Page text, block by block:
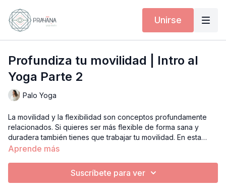
Unirse
Profundiza tu movilidad | Intro al
Yoga Parte 2
Palo Yoga
La movilidad y la flexibilidad son conceptos profundamente
relacionados. Si quieres ser más flexible de forma sana y
duradera también tienes que trabajar tu movilidad. En esta
clase vas a aprender los conceptos básicos de movilidad y
Aprende más
Suscríbete para ver